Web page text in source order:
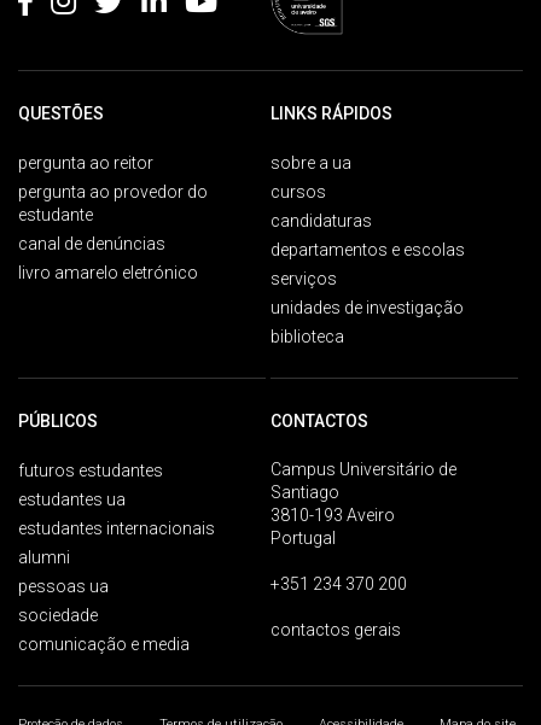
QUESTÕES
pergunta ao reitor
pergunta ao provedor do
estudante
canal de denúncias
livro amarelo eletrónico
LINKS RÁPIDOS
sobre a ua
cursos
candidaturas
departamentos e escolas
serviços
unidades de investigação
biblioteca
PÚBLICOS
futuros estudantes
estudantes ua
estudantes internacionais
alumni
pessoas ua
sociedade
comunicação e media
CONTACTOS
Campus Universitário de
Santiago
3810-193 Aveiro
Portugal
+351 234 370 200
contactos gerais